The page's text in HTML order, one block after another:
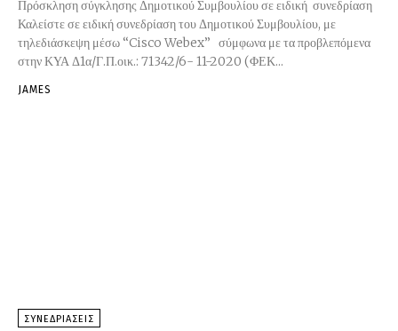
Πρόσκληση σύγκλησης Δημοτικού Συμβουλίου σε ειδική συνεδρίαση
Καλείστε σε ειδική συνεδρίαση του Δημοτικού Συμβουλίου, με
τηλεδιάσκεψη μέσω “Cisco Webex” σύμφωνα με τα προβλεπόμενα
στην ΚΥΑ Δ1α/Γ.Π.οικ.: 71342/6- 11-2020 (ΦΕΚ...
JAMES
ΣΥΝΕΔΡΙΑΣΕΙΣ